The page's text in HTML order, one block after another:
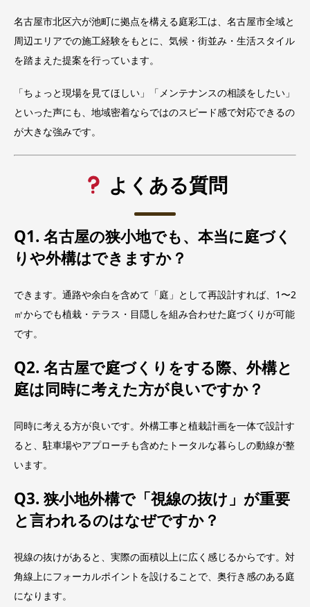
名古屋市北区六が池町に拠点を構える庭彩工は、名古屋市全域と
周辺エリアでの施工経験をもとに、気候・街並み・生活スタイル
を踏まえた提案を行っています。
「ちょっと現場を見てほしい」「メンテナンスの相談をしたい」
といった声にも、地域密着ならではのスピード感で対応できるの
が大きな強みです。
よくある質問
Q1. 名古屋の狭小地でも、本当に庭づく
りや外構はできますか？
できます。通路や余白を含めて「庭」として再設計すれば、1〜2
㎡からでも植栽・テラス・目隠しを組み合わせた庭づくりが可能
です。
Q2. 名古屋で庭づくりをする際、外構と
庭は同時に考えた方が良いですか？
同時に考える方が良いです。外構工事と植栽計画を一体で設計す
ると、駐車場やアプローチも含めたトータルな暮らしの動線が整
います。
Q3. 狭小地外構で「視線の抜け」が重要
と言われるのはなぜですか？
視線の抜けがあると、実際の面積以上に広く感じるからです。対
角線上にフォーカルポイントを設けることで、奥行き感のある庭
になります。